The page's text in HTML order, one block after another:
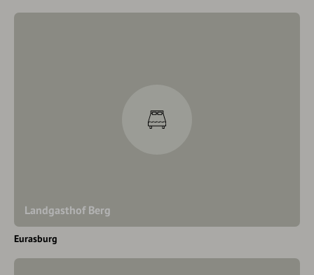
Landgasthof Berg
Eurasburg